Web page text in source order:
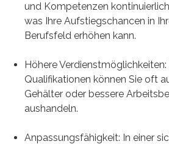
und Kompetenzen
was Ihre Aufstiegschancen in
Berufsfeld erhöhen kann.
Höhere
Qualifikationen können Sie oft
Gehälter oder bessere
aushandeln.
Anpassungsfähigkeit: In einer